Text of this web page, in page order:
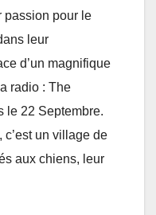
passion pour le
leur
d’un magnifique
radio : The
le 22 Septembre.
c’est un village de
aux chiens, leur